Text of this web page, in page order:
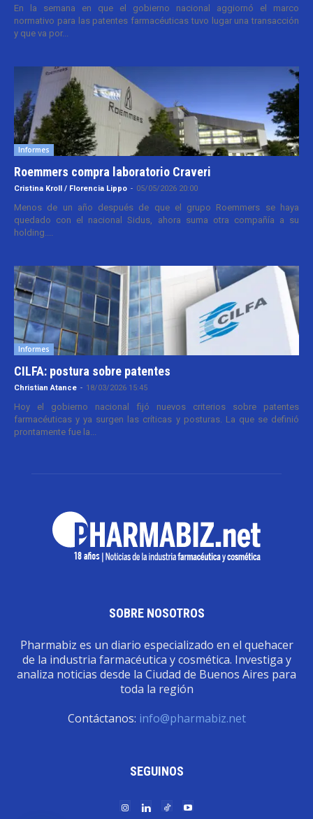
En la semana en que el gobierno nacional aggiornó el marco
normativo para las patentes farmacéuticas tuvo lugar una transacción
y que va por...
Informes
Roemmers compra laboratorio Craveri
Cristina Kroll / Florencia Lippo - 05/05/2026 20:00
Menos de un año después de que el grupo Roemmers se haya
quedado con el nacional Sidus, ahora suma otra compañía a su
holding....
Informes
CILFA: postura sobre patentes
Christian Atance - 18/03/2026 15:45
Hoy el gobierno nacional fijó nuevos criterios sobre patentes
farmacéuticas y ya surgen las críticas y posturas. La que se definió
prontamente fue la...
SOBRE NOSOTROS
Pharmabiz es un diario especializado en el quehacer
de la industria farmacéutica y cosmética. Investiga y
analiza noticias desde la Ciudad de Buenos Aires para
toda la región
Contáctanos: info@pharmabiz.net
SEGUINOS